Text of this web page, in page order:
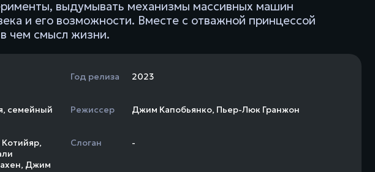
выдумывать механизмы массивных машин
и его возможности. Вместе с отважной принцессой
чем смысл жизни.
Год релиза 2023
, семейный Режиссер Джим Капобьянко, Пьер-Люк Гранжон
,
, Джим
Слоган -